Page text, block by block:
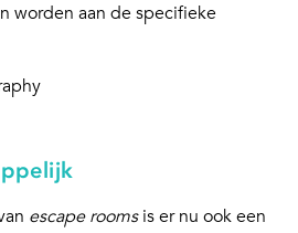
worden aan de specifieke
escape roomsis er nu ook een